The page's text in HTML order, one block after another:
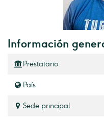
Información
Prestatario
País
Sede principal